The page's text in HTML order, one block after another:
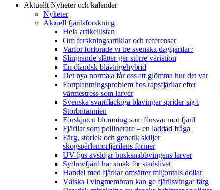
Aktuellt Nyheter och kalender
Nyheter
Aktuell fjärilsforskning
Hela artikellistan
Om forskningsartiklar och referenser
Varför förlorade vi tre svenska dagfjärilar?
Slingrande slåtter ger större variation
En öländsk blåvingehybrid
Det nya normala får oss att glömma hur det var
Fortplantningsproblem hos rapsfjärilar efter
värmestress som larver
Svenska svartfläckiga blåvingar sprider sig i
Storbritannien
Förskjuten blomning som försvar mot fjäril
Fjärilar som pollinerare – en laddad fråga
Färg, storlek och genetik skiljer
skogspärlemorfjärilens former
UV-ljus avslöjar busksnabbvingens larver
Sydrovfjäril har smak för stadslivet
Handel med fjärilar omsätter miljontals dollar
Vätska i vingmembran kan ge fjärilsvingar färg